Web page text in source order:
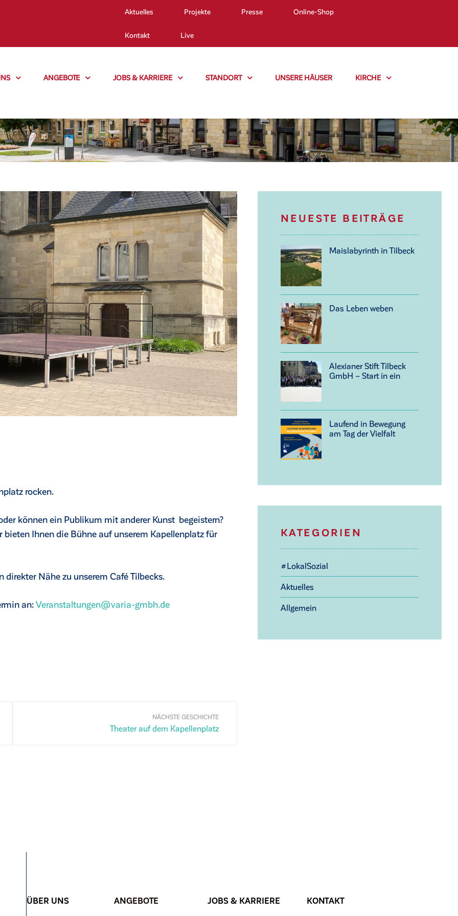
Aktuelles Projekte Presse Online-Shop
Kontakt Live
ANGEBOTE JOBS & KARRIERE STANDORT UNSERE HÄUSER KIRCHE
rocken.
können ein Publikum mit anderer Kunst begeistern?
Ihnen die Bühne auf unserem Kapellenplatz für
Nähe zu unserem Café Tilbecks.
an:Veranstaltungen@varia-gmbh.de
NÄCHSTE GESCHICHTE
Theater auf dem Kapellenplatz
NEUESTE BEITRÄGE
Maislabyrinth in Tilbeck
Das Leben weben
Alexianer Stift Tilbeck
GmbH – Start in ein
Laufend in Bewegung
am Tag der Vielfalt
KATEGORIEN
#LokalSozial
Aktuelles
Allgemein
ÜBER UNS ANGEBOTE JOBS & KARRIERE KONTAKT